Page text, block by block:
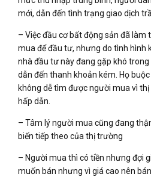
mới, dẫn đến tình trạng giao dịch
– Việc đầu cơ bất động sản đã làm
mua để đầu tư, nhưng do tình hình
nhà đầu tư này đang gặp khó trong
dẫn đến thanh khoản kém. Họ
không dễ tìm được người mua vì
hấp dẫn.
– Tâm lý người mua cũng đang
biến tiếp theo của thị trường
– Người mua thì có tiền nhưng đợi
muốn bán nhưng vì giá cao nên